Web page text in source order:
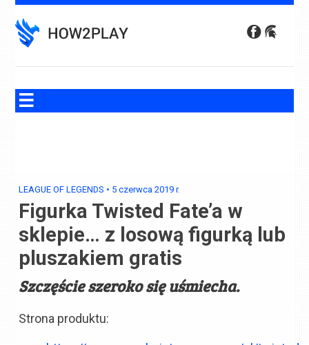
to
content
LEAGUE OF LEGENDS • 5 czerwca 2019 r.
Figurka Twisted Fate’a w
sklepie… z losową figurką lub
pluszakiem gratis
Szczęście szeroko się uśmiecha.
Strona produktu: